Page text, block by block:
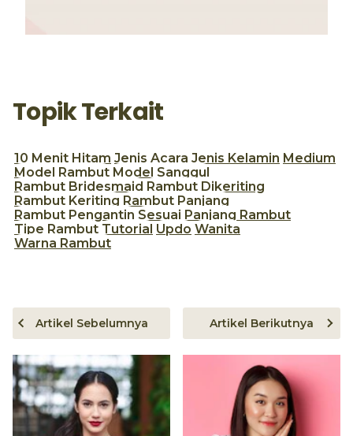
Topik Terkait
10 Menit Hitam Jenis Acara Jenis Kelamin Medium
Model Rambut Model Sanggul
Rambut Bridesmaid Rambut Dikeriting
Rambut Keriting Rambut Panjang
Rambut Pengantin Sesuai Panjang Rambut
Tipe Rambut Tutorial Updo Wanita
Warna Rambut
Artikel Sebelumnya Artikel Berikutnya